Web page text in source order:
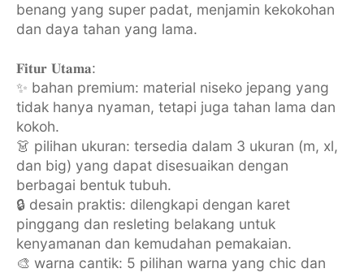
benang yang super padat, menjamin kekokohan
dan daya tahan yang lama.
𝐅𝐢𝐭𝐮𝐫 𝐔𝐭𝐚𝐦𝐚:
✨ bahan premium: material niseko jepang yang
tidak hanya nyaman, tetapi juga tahan lama dan
kokoh.
👗 pilihan ukuran: tersedia dalam 3 ukuran (m, xl,
dan big) yang dapat disesuaikan dengan
berbagai bentuk tubuh.
🔒 desain praktis: dilengkapi dengan karet
pinggang dan resleting belakang untuk
kenyamanan dan kemudahan pemakaian.
🎨 warna cantik: 5 pilihan warna yang chic dan